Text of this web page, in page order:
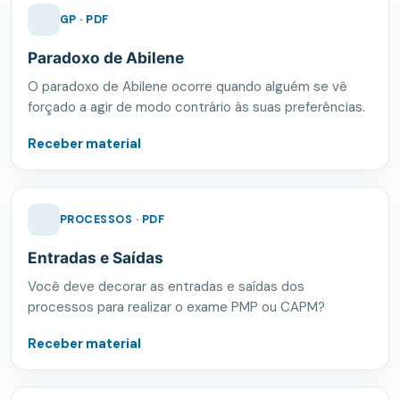
GP · PDF
Paradoxo de Abilene
O paradoxo de Abilene ocorre quando alguém se vê
forçado a agir de modo contrário às suas preferências.
Receber material
PROCESSOS · PDF
Entradas e Saídas
Você deve decorar as entradas e saídas dos
processos para realizar o exame PMP ou CAPM?
Receber material